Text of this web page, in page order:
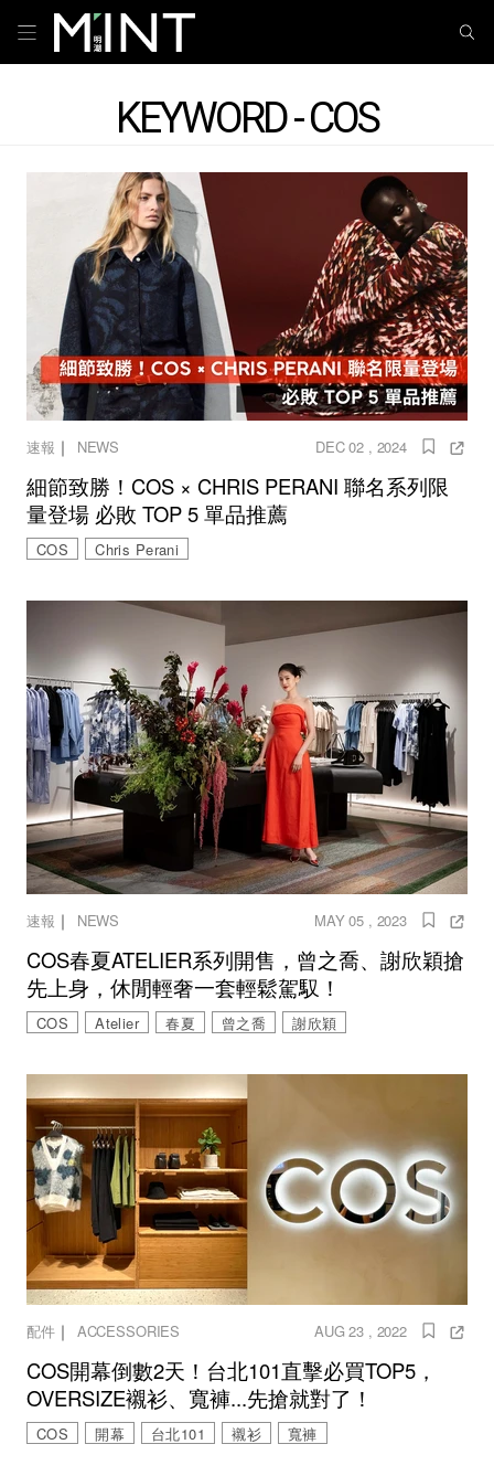
KEYWORD - COS
速報 ｜ NEWS DEC 02 , 2024
細節致勝！COS × CHRIS PERANI 聯名系列限
量登場 必敗 TOP 5 單品推薦
COS Chris Perani
速報 ｜ NEWS MAY 05 , 2023
COS春夏ATELIER系列開售，曾之喬、謝欣穎搶
先上身，休閒輕奢一套輕鬆駕馭！
COS Atelier 春夏 曾之喬 謝欣穎
配件｜ ACCESSORIES AUG 23 , 2022
COS開幕倒數2天！台北101直擊必買TOP5，
OVERSIZE襯衫、寬褲...先搶就對了！
COS 開幕 台北101 襯衫 寬褲